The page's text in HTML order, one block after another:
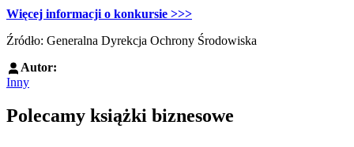
Więcej informacji o konkursie >>>
Źródło: Generalna Dyrekcja Ochrony Środowiska
Autor:
Inny
Polecamy książki biznesowe